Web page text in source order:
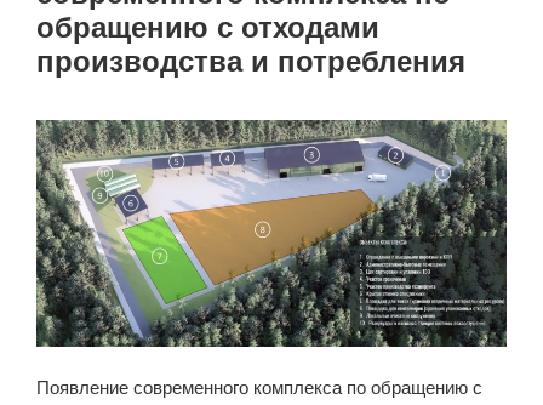
обращению с отходами
производства и потребления
Появление современного комплекса по обращению с